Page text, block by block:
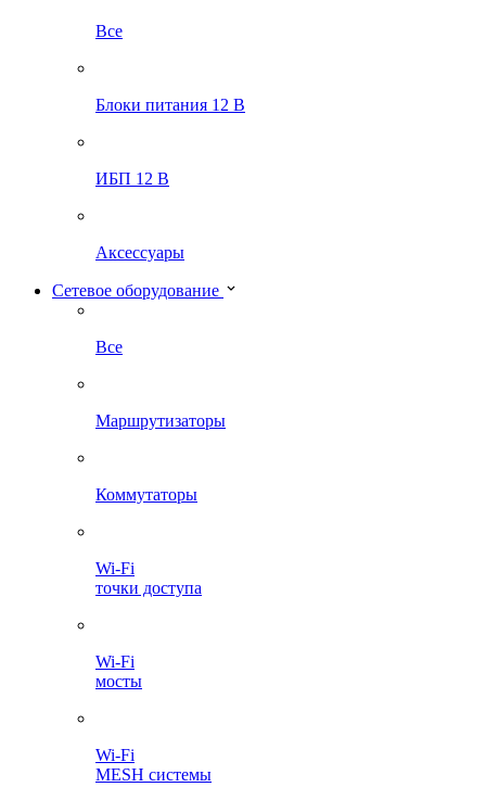
Все
Блоки питания 12 В
ИБП 12 В
Аксессуары
Сетевое оборудование
Все
Маршрутизаторы
Коммутаторы
Wi-Fi
точки доступа
Wi-Fi
мосты
Wi-Fi
MESH системы